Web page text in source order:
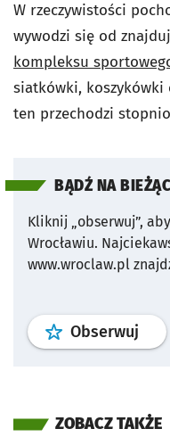
W rzeczywistości
wywodzi się od
kompleksu
siatkówki, koszykówki
ten przechodzi
BĄDŹ NA
Kliknij „obserwuj”,
Wrocławiu.
www.wroclaw.pl
Obserwuj profil
ZOBACZ TAKŻE